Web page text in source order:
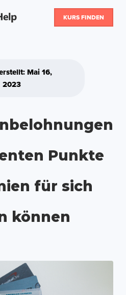
KURS FINDEN
Mai 16,
2023
Punkte
für sich
können